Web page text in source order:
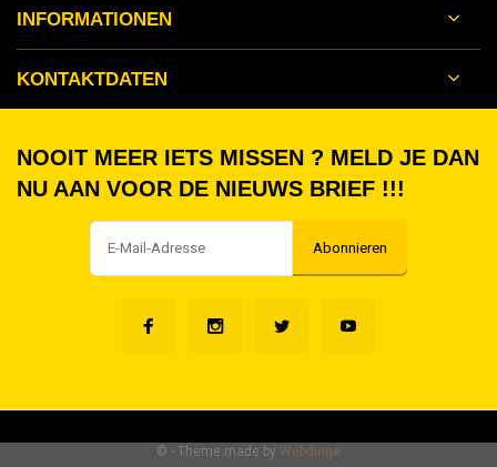
INFORMATIONEN
KONTAKTDATEN
NOOIT MEER IETS MISSEN ? MELD JE DAN
NU AAN VOOR DE NIEUWS BRIEF !!!
Abonnieren
© - Theme made by Webdinge